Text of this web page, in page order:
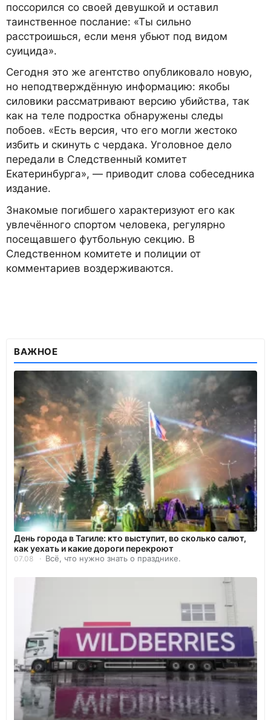
поссорился со своей девушкой и оставил
таинственное послание: «Ты сильно
расстроишься, если меня убьют под видом
суицида».
Сегодня это же агентство опубликовало новую,
но неподтверждённую информацию: якобы
силовики рассматривают версию убийства, так
как на теле подростка обнаружены следы
побоев. «Есть версия, что его могли жестоко
избить и скинуть с чердака. Уголовное дело
передали в Следственный комитет
Екатеринбурга», — приводит слова собеседника
издание.
Знакомые погибшего характеризуют его как
увлечённого спортом человека, регулярно
посещавшего футбольную секцию. В
Следственном комитете и полиции от
комментариев воздерживаются.
ВАЖНОЕ
День города в Тагиле: кто выступит, во сколько салют,
как уехать и какие дороги перекроют
07.08 Всё, что нужно знать о празднике.